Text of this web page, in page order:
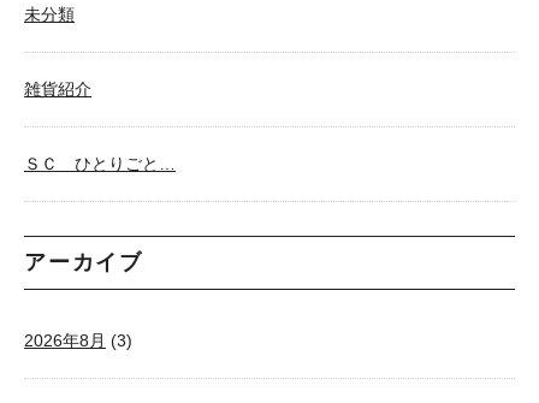
未分類
雑貨紹介
ＳＣ ひとりごと…
アーカイブ
2026年8月 (3)